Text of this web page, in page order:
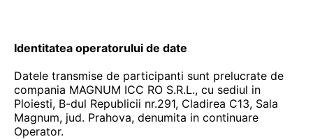
Identitatea operatorului de date
Datele transmise de participanti sunt prelucrate de
compania MAGNUM ICC RO S.R.L., cu sediul in
Ploiesti, B-dul Republicii nr.291, Cladirea C13, Sala
Magnum, jud. Prahova, denumita in continuare
Operator.